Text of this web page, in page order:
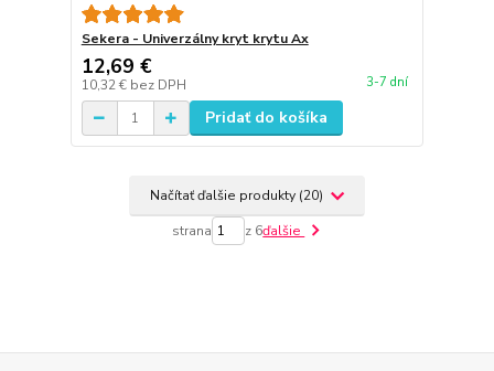
Sekera - Univerzálny kryt krytu Ax
12,69 €
10,32 € bez DPH 3-7 dní
Pridať do košíka
Načítať ďalšie produkty (20)
strana z 6ďalšie